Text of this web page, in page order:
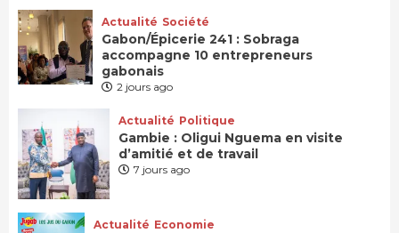
Actualité Société
Gabon/Épicerie 241 : Sobraga
accompagne 10 entrepreneurs
gabonais
2 jours ago
Actualité Politique
Gambie : Oligui Nguema en visite
d’amitié et de travail
7 jours ago
Actualité Economie